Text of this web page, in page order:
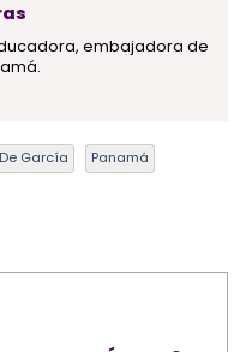
embajadora de
García Panamá